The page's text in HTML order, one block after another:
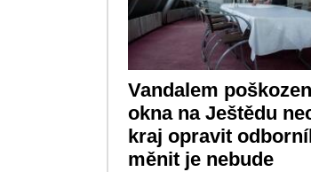
Vandalem
okna na Ještědu
kraj opravit
měnit je nebude